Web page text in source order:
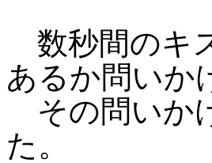
数秒間のキ
あるか問いか
その問いか
た。